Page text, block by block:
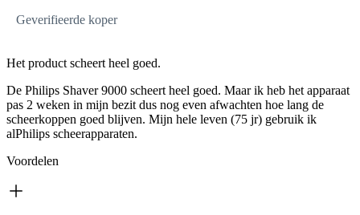
Geverifieerde koper
Het product scheert heel goed.
De Philips Shaver 9000 scheert heel goed. Maar ik heb het apparaat
pas 2 weken in mijn bezit dus nog even afwachten hoe lang de
scheerkoppen goed blijven. Mijn hele leven (75 jr) gebruik ik
alPhilips scheerapparaten.
Voordelen